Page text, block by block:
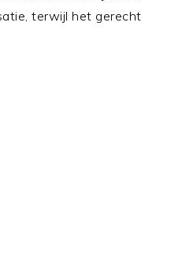
terwijl het gerecht